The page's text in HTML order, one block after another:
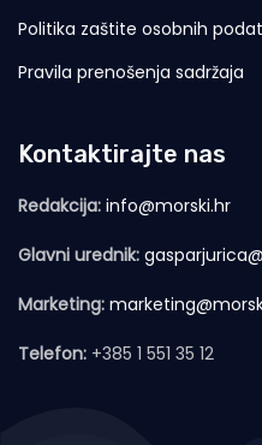
Politika zaštite osobnih
Pravila prenošenja sadržaja
Kontaktirajte nas
Redakcija: info@morski.hr
Glavni urednik:
Marketing:
Telefon: +385 1 551 35 12